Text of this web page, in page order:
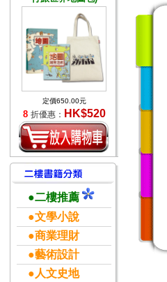
定價650.00元
8 折優惠： HK$520
●二樓推薦
●文學小說
●商業理財
●藝術設計
●人文史地